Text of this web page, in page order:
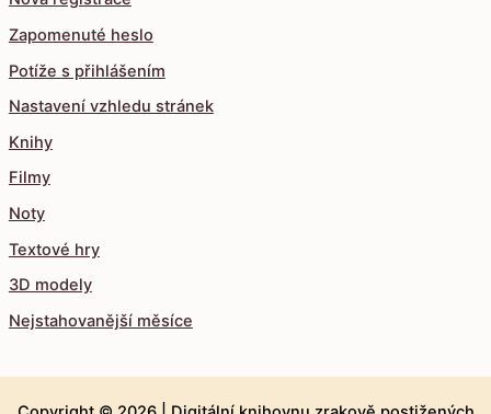
Zapomenuté heslo
Potíže s přihlášením
Nastavení vzhledu stránek
Knihy
Filmy
Noty
Textové hry
3D modely
Nejstahovanější měsíce